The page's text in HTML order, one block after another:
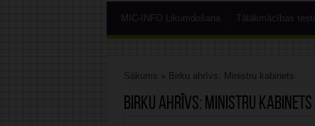
MIC-INFO Likumdošana Tālākmācības testi
Sākums » Birku ahrīvs: Ministru kabinets
Birku ahrīvs: Ministru kabinets